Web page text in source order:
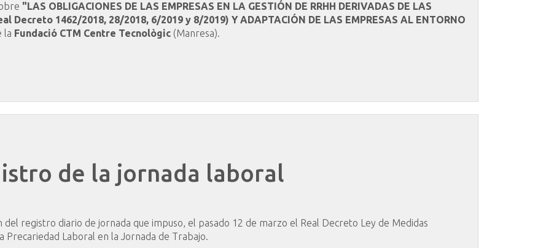
"LAS OBLIGACIONES DE LAS EMPRESAS EN LA GESTIÓN DE RRHH DERIVADAS DE LAS
Decreto 1462/2018, 28/2018, 6/2019 y 8/2019) Y ADAPTACIÓN DE LAS EMPRESAS AL ENTORNO
la Fundació CTM Centre Tecnològic (Manresa).
de la jornada laboral
registro diario de jornada que impuso, el pasado 12 de marzo el Real Decreto Ley de Medidas
Precariedad Laboral en la Jornada de Trabajo.